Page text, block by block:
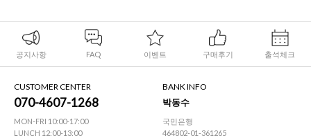
공지사항 FAQ 이벤트 구매후기 출석체크
CUSTOMER CENTER
070-4607-1268
MON-FRI 10:00-17:00
LUNCH 12:00-13:00
BANK INFO
박동수
국민은행
464802-01-361265